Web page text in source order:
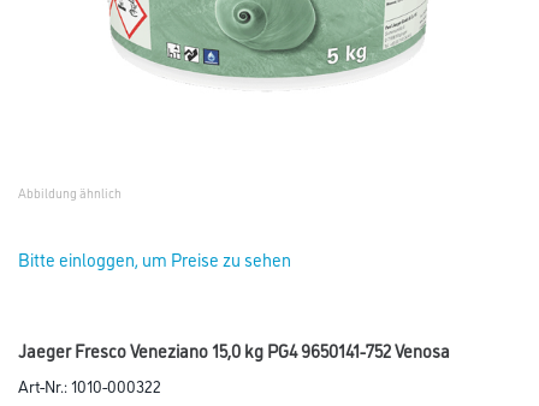
Abbildung ähnlich
Bitte einloggen, um Preise zu sehen
Jaeger Fresco Veneziano 15,0 kg PG4 9650141-752 Venosa
Art-Nr.:1010-000322